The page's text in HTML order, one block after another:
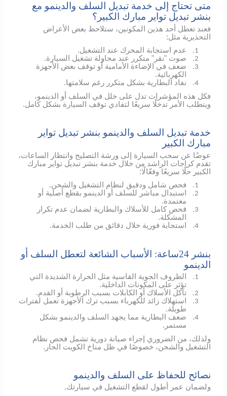
متى تحتاج إلى خدمة تبديل السلف والدينمو مع
بنشر تبديل تواير مبارك الكبير؟
فعند تعطل أحد هذين المكونين، ستلاحظ بعض الأعراض
التحذيرية مثل:
1. عدم استجابة المحرك عند التشغيل.
2. صوت "نقر" متكرر عند محاولة تشغيل السيارة.
3.
ضعف في الإضاءة الأمامية أو توقف بعض الأجهزة
الكهربائية.
4.
نفاد البطارية بشكل متكرر رغم سلامتها.
فكل هذه المؤشرات تدل على خلل في السلف أو الدينمو،
ويتطلب الأمر تدخلًا سريعًا لتفادي توقف السيارة بشكل كامل.
خدمة تبديل السلف والدينمو بنشر تبديل تواير
مبارك الكبير
عوضًا عن سحب السيارة إلى ورشة التصليح وانتظار الساعات،
تقدم كراجات الراشد من خلال خدمة بنشر تبديل تواير مبارك
الكبير حلًا سريعًا وفعّالًا:
1. فحص شامل ودقيق لنظام التشغيل والشحن.
2.
استبدال مباشر للسلف أو الدينمو بقطع أصلية أو
معتمدة.
3.
فحص كامل للأسلاك والبطارية لضمان عدم تكرار
المشكلة.
4. استجابة فورية خلال دقائق من طلب الخدمة.
بنشر 24ساعة: الأسباب الشائعة لتعطل السلف أو
الدينمو
1.
الظروف الجوية القاسية مثل الحرارة الشديدة التي
تؤثر على المكونات الداخلية.
2. تآكل الأسلاك أو الكابلات بسبب الرطوبة أو القدم.
3.
استهلاك زائد للكهرباء بسبب ترك الأجهزة تعمل لفترات
طويلة.
4.
ضعف البطارية مما يجهد السلف والدينمو بشكل
مستمر.
ولذلك، من الضروري إجراء صيانة دورية تشمل فحص نظام
التشغيل والشحن، خصوصًا في ظل مناخ الكويت الحار.
نصائح للحفاظ على السلف والدينمو
ولضمان عمر أطول لقطع التشغيل في سيارتك.